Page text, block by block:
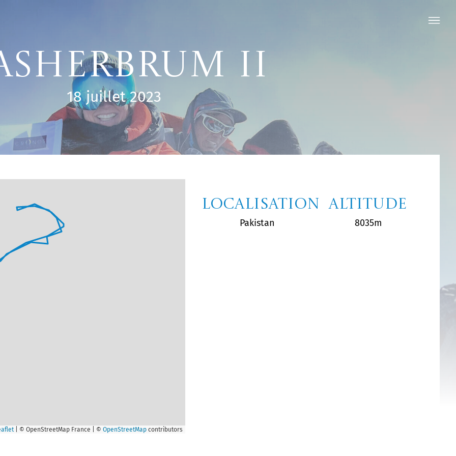
II
18 juillet 2023
© OpenStreetMap France | © OpenStreetMap contributors
Localisation
Pakistan
Altitude
8035m